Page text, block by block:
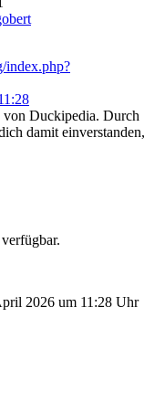
index.php?
von Duckipedia. Durch
damit einverstanden,
2026 um 11:28 Uhr